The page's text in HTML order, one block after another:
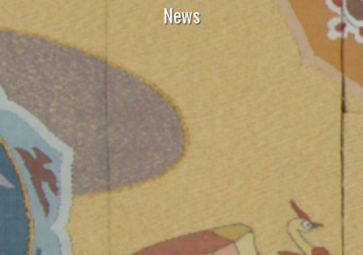
News